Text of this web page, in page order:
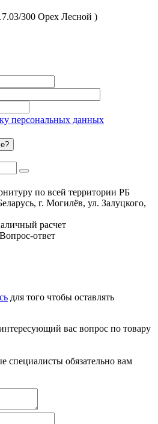
300 Орех Лесной )
персональных данных
по всей территории РБ
г. Могилёв, ул. Залуцкого,
расчет
Вопрос-ответ
для того чтобы оставлять
вас вопрос по товару
обязательно вам